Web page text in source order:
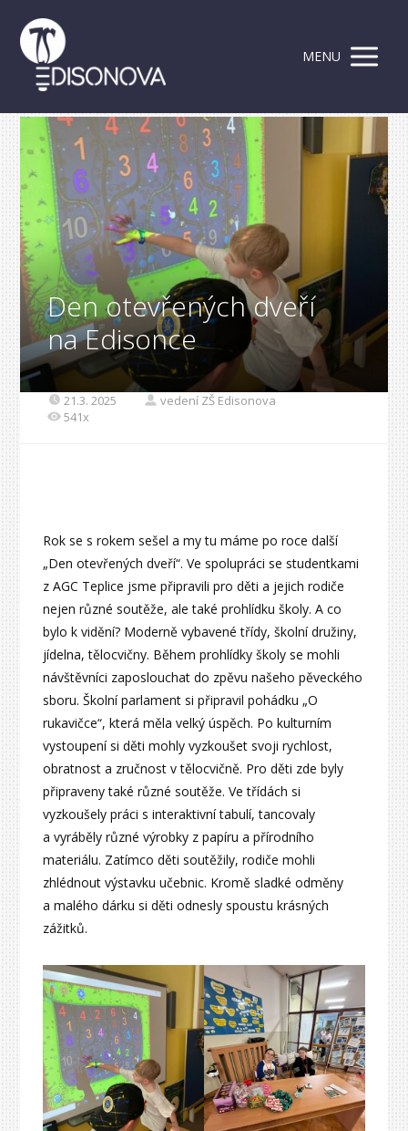
MENU
Den otevřených dveří
na Edisonce
21.3. 2025
vedení ZŠ Edisonova
541x
Rok se s rokem sešel a my tu máme po roce další
„Den otevřených dveří“. Ve spolupráci se studentkami
z AGC Teplice jsme připravili pro děti a jejich rodiče
nejen různé soutěže, ale také prohlídku školy. A co
bylo k vidění? Moderně vybavené třídy, školní družiny,
jídelna, tělocvičny. Během prohlídky školy se mohli
návštěvníci zaposlouchat do zpěvu našeho pěveckého
sboru. Školní parlament si připravil pohádku „O
rukavičce“, která měla velký úspěch. Po kulturním
vystoupení si děti mohly vyzkoušet svoji rychlost,
obratnost a zručnost v tělocvičně. Pro děti zde byly
připraveny také různé soutěže. Ve třídách si
vyzkoušely práci s interaktivní tabulí, tancovaly
a vyráběly různé výrobky z papíru a přírodního
materiálu. Zatímco děti soutěžily, rodiče mohli
zhlédnout výstavku učebnic. Kromě sladké odměny
a malého dárku si děti odnesly spoustu krásných
zážitků.